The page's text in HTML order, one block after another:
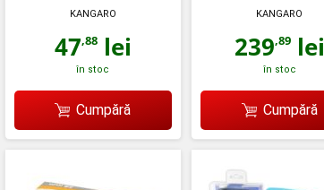
KANGARO
47,88lei
în stoc
Cumpără
KANGARO
239,89lei
în stoc
Cumpără